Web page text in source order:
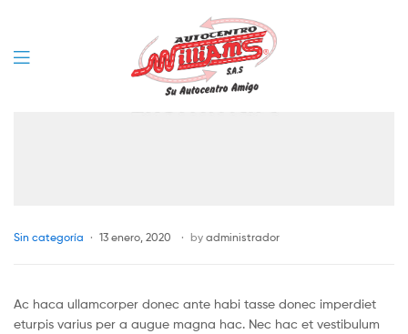
Menu
Categories
Sin categoría 13 enero, 2020 by administrador
Ac haca ullamcorper donec ante habi tasse donec imperdiet
eturpis varius per a augue magna hac. Nec hac et vestibulum